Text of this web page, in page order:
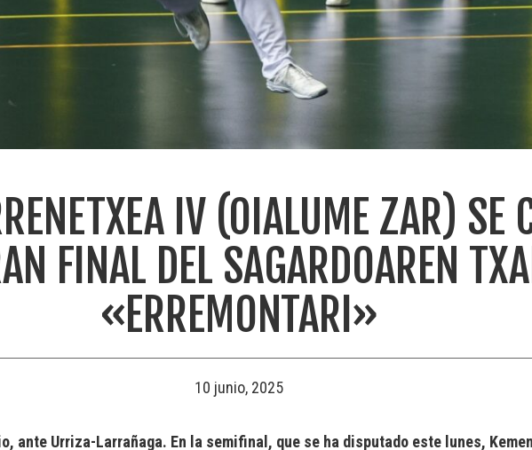
IV (OIALUME ZAR) SE
FINAL DEL SAGARDOAREN
«ERREMONTARI»
10 junio, 2025
ante Urriza-Larrañaga. En la semifinal, que se ha disputado este lunes,